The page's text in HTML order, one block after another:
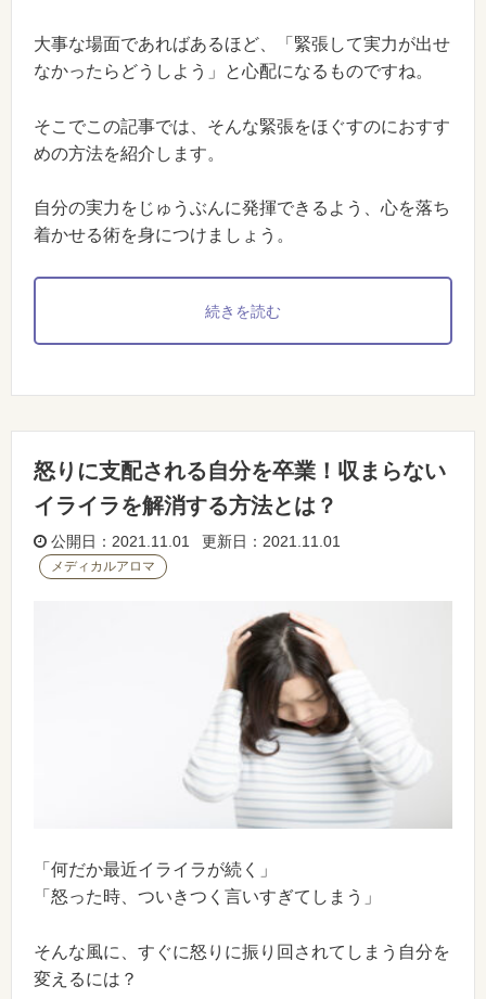
大事な場面であればあるほど、「緊張して実力が出せ
なかったらどうしよう」と心配になるものですね。
そこでこの記事では、そんな緊張をほぐすのにおすす
めの方法を紹介します。
自分の実力をじゅうぶんに発揮できるよう、心を落ち
着かせる術を身につけましょう。
続きを読む
怒りに支配される自分を卒業！収まらない
イライラを解消する方法とは？
公開日：2021.11.01 更新日：2021.11.01
メディカルアロマ
「何だか最近イライラが続く」
「怒った時、ついきつく言いすぎてしまう」
そんな風に、すぐに怒りに振り回されてしまう自分を
変えるには？